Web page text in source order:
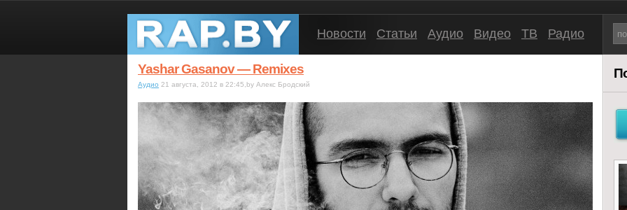
Новости Статьи Аудио Видео ТВ Радио
Yashar Gasanov — Remixes
Аудио 21 августа, 2012 в 22:45,by Алекс Бродский